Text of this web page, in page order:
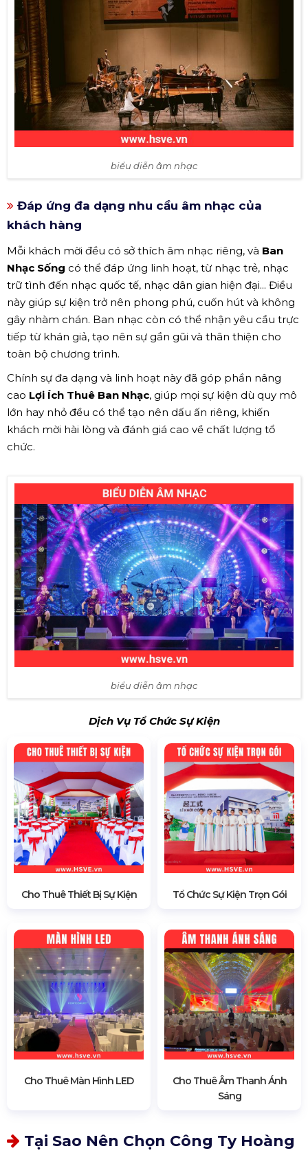
biểu diễn âm nhạc
Đáp ứng đa dạng nhu cầu âm nhạc của
khách hàng
Mỗi khách mời đều có sở thích âm nhạc riêng, và Ban
Nhạc Sống có thể đáp ứng linh hoạt, từ nhạc trẻ, nhạc
trữ tình đến nhạc quốc tế, nhạc dân gian hiện đại... Điều
này giúp sự kiện trở nên phong phú, cuốn hút và không
gây nhàm chán. Ban nhạc còn có thể nhận yêu cầu trực
tiếp từ khán giả, tạo nên sự gần gũi và thân thiện cho
toàn bộ chương trình.
Chính sự đa dạng và linh hoạt này đã góp phần nâng
cao Lợi Ích Thuê Ban Nhạc, giúp mọi sự kiện dù quy mô
lớn hay nhỏ đều có thể tạo nên dấu ấn riêng, khiến
khách mời hài lòng và đánh giá cao về chất lượng tổ
chức.
biểu diễn âm nhạc
Dịch Vụ Tổ Chức Sự Kiện
Cho Thuê Thiết Bị Sự Kiện Tổ Chức Sự Kiện Trọn Gói
Cho Thuê Màn Hình LED
Cho Thuê Âm Thanh Ánh
Sáng
Tại Sao Nên Chọn Công Ty Hoàng